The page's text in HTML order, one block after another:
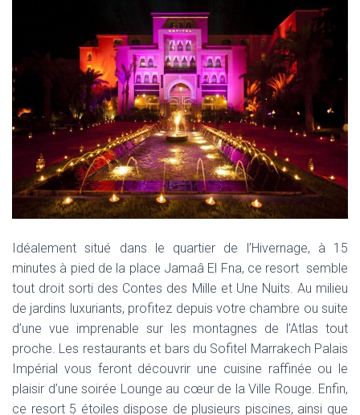
Idéalement situé dans le quartier de l’Hivernage, à 15
minutes à pied de la place Jamaâ El Fna, ce resort semble
tout droit sorti des Contes des Mille et Une Nuits. Au milieu
de jardins luxuriants, profitez depuis votre chambre ou suite
d’une vue imprenable sur les montagnes de l’Atlas tout
proche. Les restaurants et bars du Sofitel Marrakech Palais
Impérial vous feront découvrir une cuisine raffinée ou le
plaisir d’une soirée Lounge au cœur de la Ville Rouge. Enfin,
ce resort 5 étoiles dispose de plusieurs piscines, ainsi que